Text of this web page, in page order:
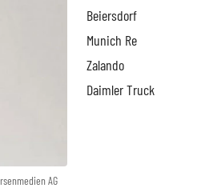
AG
Beiersdorf
Munich Re
Zalando
Daimler Truck